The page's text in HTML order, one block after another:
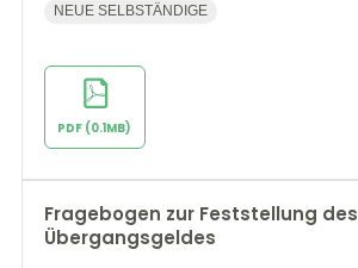
NEUE SELBSTÄNDIGE
PDF (0.1MB)
Fragebogen zur Feststellung des
Übergangsgeldes